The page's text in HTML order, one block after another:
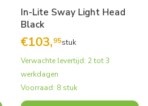
In-Lite Sway Light Head
Black
€103,95stuk
Verwachte levertijd: 2 tot 3
werkdagen
Voorraad: 8 stuk